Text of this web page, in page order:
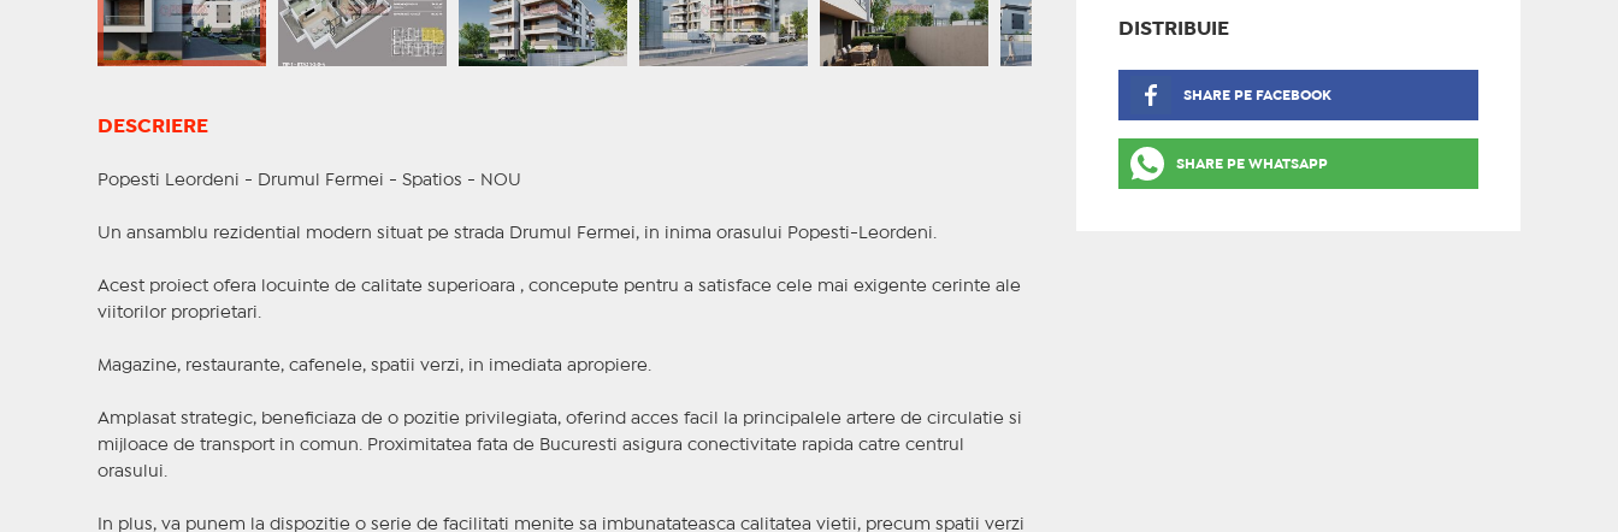
DESCRIERE
Popesti Leordeni - Drumul Fermei - Spatios - NOU
Un ansamblu rezidential modern situat pe strada Drumul Fermei, in inima orasului Popesti-Leordeni.
Acest proiect ofera locuinte de calitate superioara , concepute pentru a satisface cele mai exigente cerinte ale
viitorilor proprietari.
Magazine, restaurante, cafenele, spatii verzi, in imediata apropiere.
Amplasat strategic, beneficiaza de o pozitie privilegiata, oferind acces facil la principalele artere de circulatie si
mijloace de transport in comun. Proximitatea fata de Bucuresti asigura conectivitate rapida catre centrul
orasului.
In plus, va punem la dispozitie o serie de facilitati menite sa imbunatateasca calitatea vietii, precum spatii verzi
DISTRIBUIE
SHARE PE FACEBOOK
SHARE PE WHATSAPP